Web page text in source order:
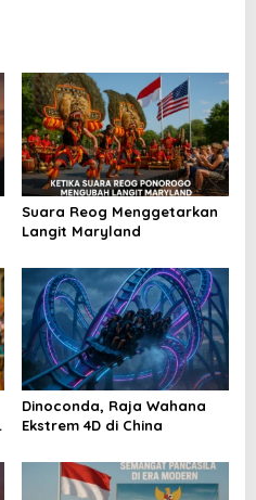
Suara Reog Menggetarkan
Langit Maryland
Dinoconda, Raja Wahana
Ekstrem 4D di China